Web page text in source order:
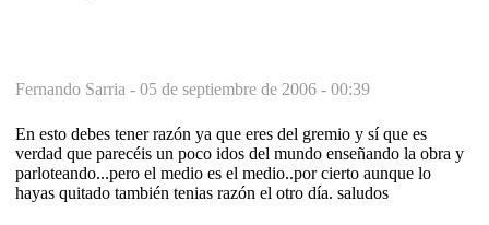
Fernando Sarria - 05 de septiembre de 2006 - 00:39
En esto debes tener razón ya que eres del gremio y sí que es
verdad que parecéis un poco idos del mundo enseñando la obra y
parloteando...pero el medio es el medio..por cierto aunque lo
hayas quitado también tenias razón el otro día. saludos